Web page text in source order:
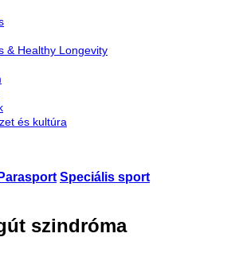
& Healthy Longevity
és kultúra
Parasport Speciális sport
szindróma